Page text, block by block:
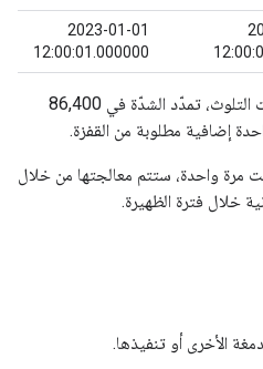
2023-01-01
12:00:01.000000
وعلى مدار 86,401 ثانية من فترات التلوث، تمدّد الشدّة في 86,400
مرة واحدة، ستتم معالجتها من خلال
الأخرى أو تنفيذها.